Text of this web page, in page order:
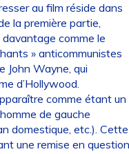
au film réside dans
la première partie,
comme le
» anticommunistes
John Wayne, qui
d’Hollywood.
comme étant un
de gauche
domestique, etc.). Cette
une remise en question